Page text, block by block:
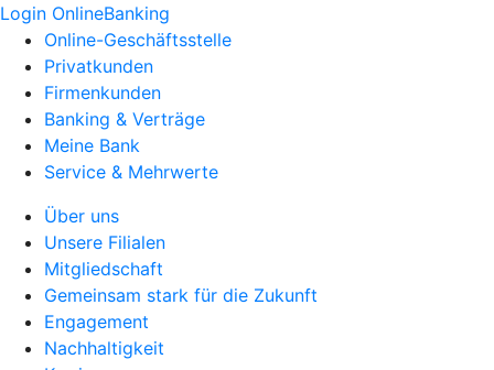
Login OnlineBanking
Online-Geschäftsstelle
Privatkunden
Firmenkunden
Banking & Verträge
Meine Bank
Service & Mehrwerte
Über uns
Unsere Filialen
Mitgliedschaft
Gemeinsam stark für die Zukunft
Engagement
Nachhaltigkeit